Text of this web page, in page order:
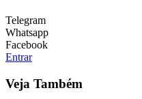
Telegram
Whatsapp
Facebook
Entrar
Veja Também